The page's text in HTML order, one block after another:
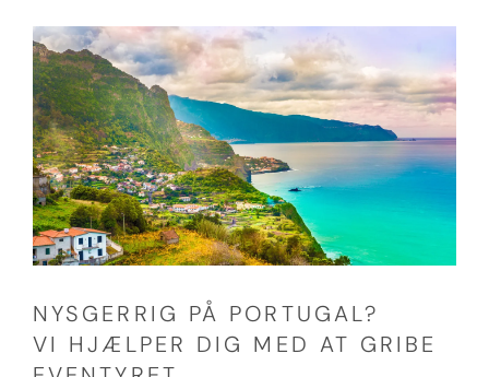
NYSGERRIG PÅ PORTUGAL?
VI HJÆLPER DIG MED AT GRIBE